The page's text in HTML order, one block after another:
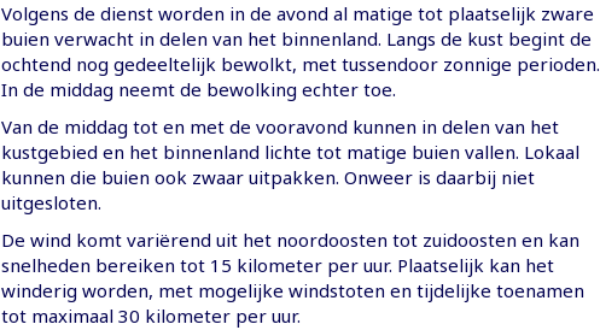
Volgens de dienst worden in de avond al matige tot plaatselijk zware
buien verwacht in delen van het binnenland. Langs de kust begint de
ochtend nog gedeeltelijk bewolkt, met tussendoor zonnige perioden.
In de middag neemt de bewolking echter toe.
Van de middag tot en met de vooravond kunnen in delen van het
kustgebied en het binnenland lichte tot matige buien vallen. Lokaal
kunnen die buien ook zwaar uitpakken. Onweer is daarbij niet
uitgesloten.
De wind komt variërend uit het noordoosten tot zuidoosten en kan
snelheden bereiken tot 15 kilometer per uur. Plaatselijk kan het
winderig worden, met mogelijke windstoten en tijdelijke toenamen
tot maximaal 30 kilometer per uur.